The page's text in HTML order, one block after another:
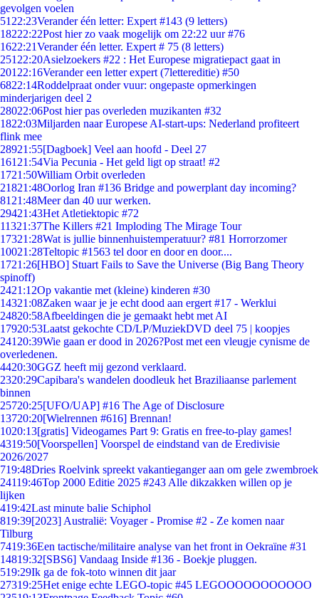
gevolgen voelen
51 22:23Verander één letter: Expert #143 (9 letters)
18222:22Post hier zo vaak mogelijk om 22:22 uur #76
1622:21Verander één letter. Expert # 75 (8 letters)
251 22:20Asielzoekers #22 : Het Europese migratiepact gaat in
201 22:16Verander een letter expert (7lettereditie) #50
6822:14Roddelpraat onder vuur: ongepaste opmerkingen
minderjarigen deel 2
28022:06Post hier pas overleden muzikanten #32
1822:03Miljarden naar Europese AI-start-ups: Nederland profiteert
flink mee
28921:55[Dagboek] Veel aan hoofd - Deel 27
161 21:54Via Pecunia - Het geld ligt op straat! #2
1721:50William Orbit overleden
21821:48Oorlog Iran #136 Bridge and powerplant day incoming?
81 21:48Meer dan 40 uur werken.
29421:43Het Atletiektopic #72
11321:37The Killers #21 Imploding The Mirage Tour
17321:28Wat is jullie binnenhuistemperatuur? #81 Horrorzomer
10021:28Teltopic #1563 tel door en door en door....
1721:26[HBO] Stuart Fails to Save the Universe (Big Bang Theory
spinoff)
2421:12Op vakantie met (kleine) kinderen #30
14321:08Zaken waar je je echt dood aan ergert #17 - Werklui
24820:58Afbeeldingen die je gemaakt hebt met AI
17920:53Laatst gekochte CD/LP/MuziekDVD deel 75 | koopjes
241 20:39Wie gaan er dood in 2026?Post met een vleugje cynisme de
overledenen.
4420:30GGZ heeft mij gezond verklaard.
2320:29Capibara's wandelen doodleuk het Braziliaanse parlement
binnen
25720:25[UFO/UAP] #16 The Age of Disclosure
13720:20[Wielrennen #616] Brennan!
1020:13[gratis] Videogames Part 9: Gratis en free-to-play games!
4319:50[Voorspellen] Voorspel de eindstand van de Eredivisie
2026/2027
719:48Dries Roelvink spreekt vakantieganger aan om gele zwembroek
24119:46Top 2000 Editie 2025 #243 Alle dikzakken willen op je
lijken
419:42Last minute balie Schiphol
819:39[2023] Australië: Voyager - Promise #2 - Ze komen naar
Tilburg
7419:36Een tactische/militaire analyse van het front in Oekraïne #31
14819:32[SBS6] Vandaag Inside #136 - Boekje pluggen.
519:29Ik ga de fok-toto winnen dit jaar
27319:25Het enige echte LEGO-topic #45 LEGOOOOOOOOOOO